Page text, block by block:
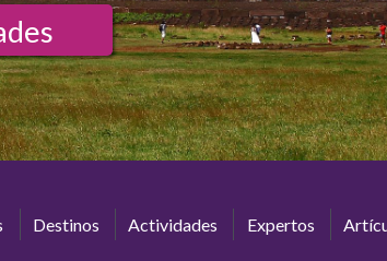
Destinos Actividades Expertos